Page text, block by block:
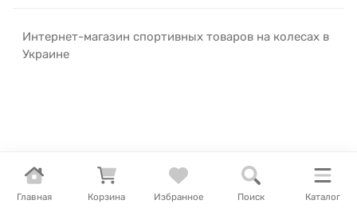
Главная Корзина Избранное Поиск Каталог
Интернет-магазин спортивных товаров на колесах в
Украине